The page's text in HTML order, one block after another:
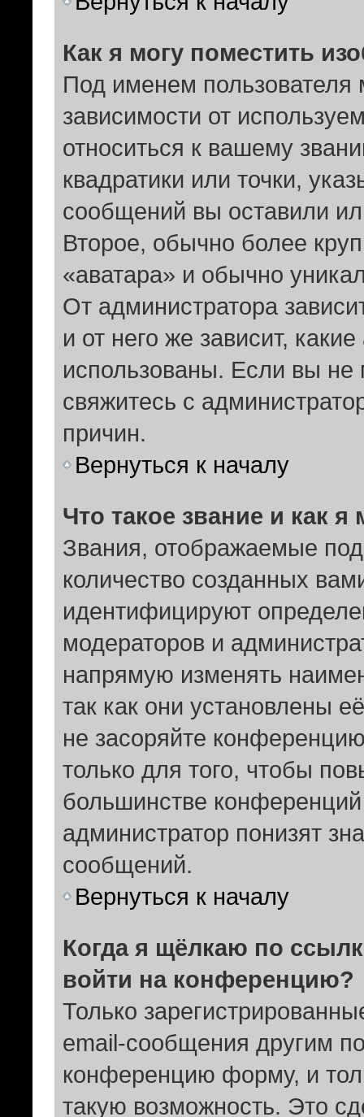
Как я могу поместить
Под именем пользователя
зависимости от
относиться к вашему
квадратики или точки,
сообщений вы оставили
Второе, обычно более
«аватара» и обычно
От администратора
и от него же зависит,
использованы. Если вы не
свяжитесь с
причин.
Вернуться к началу
Что такое звание и как я
Звания, отображаемые
количество созданных
идентифицируют
модераторов и
напрямую изменять
так как они установлены
не засоряйте
только для того, чтобы
большинстве
администратор понизят
сообщений.
Вернуться к началу
Когда я щёлкаю по
войти на конференцию?
Только
email-сообщения другим
конференцию форму, и
такую возможность. Это